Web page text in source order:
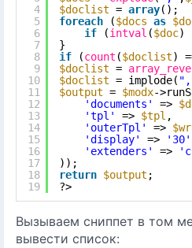
4
5
6
7
8
9
10
11
12
13
14
15
16
17
18
19
$doclist = array();
foreach
($docs as
if
(intval ($doc)
}
if
(count ($doclist)
$doclist =
$doclist = implode(
$output = $modx-
'documents'
=>
'tpl'
=> $tpl ,
'outerTpl'
=>
'display'
=> '30'
'extenders'
=>
));
return $output ;
?>
Вызываем сниппет в том
вывести список: